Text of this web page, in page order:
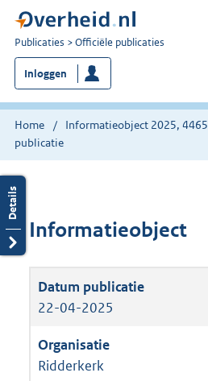
U
bent
nu
hier:
Publicaties Officiële publicaties
Inloggen
Home Informatieobject 2025, 4465
publicatie
Informatieobject
22-04-2025
Ridderkerk